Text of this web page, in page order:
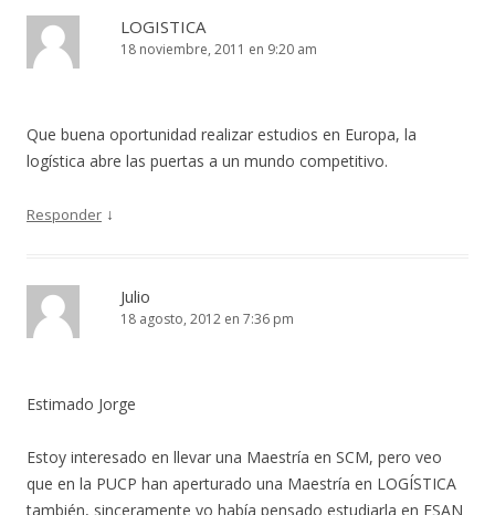
LOGISTICA
18 noviembre, 2011 en 9:20 am
Que buena oportunidad realizar estudios en Europa, la
logística abre las puertas a un mundo competitivo.
Responder ↓
Julio
18 agosto, 2012 en 7:36 pm
Estimado Jorge
Estoy interesado en llevar una Maestría en SCM, pero veo
que en la PUCP han aperturado una Maestría en LOGÍSTICA
también, sinceramente yo había pensado estudiarla en ESAN